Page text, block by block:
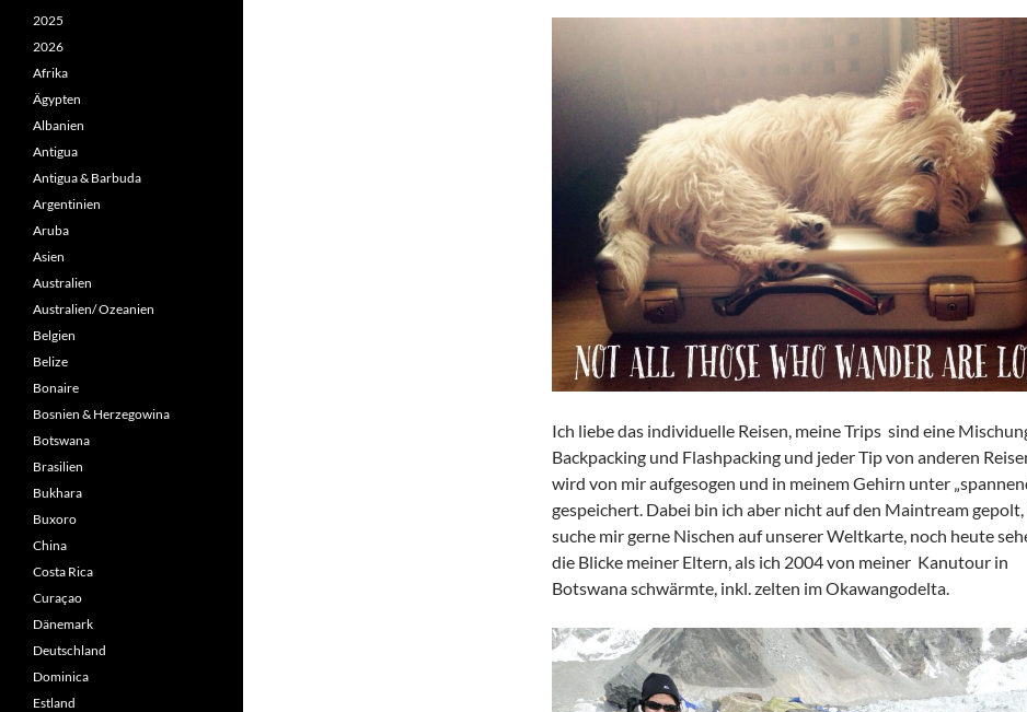
Ich liebe das individuelle Reisen, meine Trips sind eine
Backpacking und Flashpacking und jeder Tip von anderen
wird von mir aufgesogen und in meinem Gehirn unter
gespeichert. Dabei bin ich aber nicht auf den Maintream gepolt,
suche mir gerne Nischen auf unserer Weltkarte, noch heute
die Blicke meiner Eltern, als ich 2004 von meiner Kanutour in
Botswana schwärmte, inkl. zelten im Okawangodelta.
2025
2026
Afrika
Ägypten
Albanien
Antigua
Antigua & Barbuda
Argentinien
Aruba
Asien
Australien
Australien/ Ozeanien
Belgien
Belize
Bonaire
Bosnien & Herzegowina
Botswana
Brasilien
Bukhara
Buxoro
China
Costa Rica
Curaçao
Dänemark
Deutschland
Dominica
Estland